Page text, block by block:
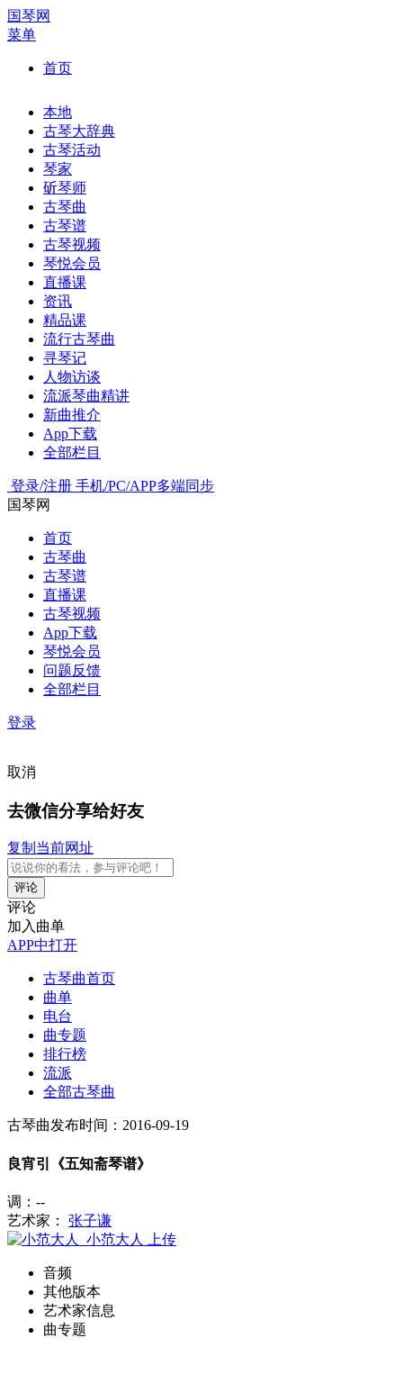
国琴网
菜单
首页
本地
古琴大辞典
古琴活动
琴家
斫琴师
古琴曲
古琴谱
古琴视频
琴悦会员
直播课
资讯
精品课
流行古琴曲
寻琴记
人物访谈
流派琴曲精讲
新曲推介
App下载
全部栏目
登录/注册 手机/PC/APP多端同步
国琴网
首页
古琴曲
古琴谱
直播课
古琴视频
App下载
琴悦会员
问题反馈
全部栏目
登录
取消
去微信分享给好友
复制当前网址
评论
评论
加入曲单
APP中打开
古琴曲首页
曲单
电台
曲专题
排行榜
流派
全部古琴曲
古琴曲发布时间：2016-09-19
良宵引《五知斋琴谱》
调：--
艺术家： 张子谦
小范大人
上传
音频
其他版本
艺术家信息
曲专题